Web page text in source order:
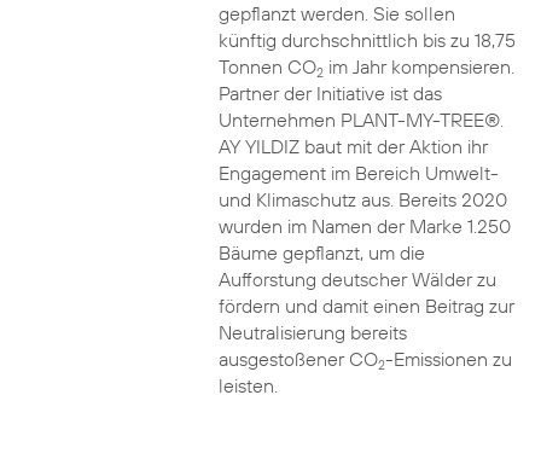
gepflanzt werden. Sie sollen
künftig durchschnittlich bis zu 18,75
Tonnen CO2im Jahr kompensieren.
Partner der Initiative ist das
Unternehmen PLANT-MY-TREE®.
AY YILDIZ baut mit der Aktion ihr
Engagement im Bereich Umwelt-
und Klimaschutz aus. Bereits 2020
wurden im Namen der Marke 1.250
Bäume gepflanzt, um die
Aufforstung deutscher Wälder zu
fördern und damit einen Beitrag zur
Neutralisierung bereits
ausgestoßener CO2-Emissionen zu
leisten.